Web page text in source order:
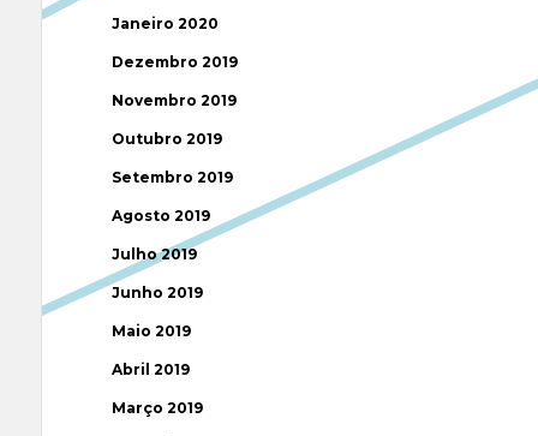
Janeiro 2020
Dezembro 2019
Novembro 2019
Outubro 2019
Setembro 2019
Agosto 2019
Julho 2019
Junho 2019
Maio 2019
Abril 2019
Março 2019